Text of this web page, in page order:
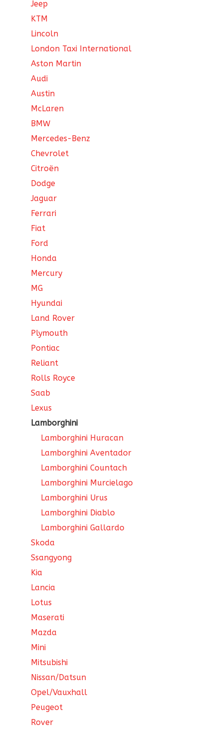
Jeep
KTM
Lincoln
London Taxi International
Aston Martin
Audi
Austin
McLaren
BMW
Mercedes-Benz
Chevrolet
Citroën
Dodge
Jaguar
Ferrari
Fiat
Ford
Honda
Mercury
MG
Hyundai
Land Rover
Plymouth
Pontiac
Reliant
Rolls Royce
Saab
Lexus
Lamborghini
Lamborghini Huracan
Lamborghini Aventador
Lamborghini Countach
Lamborghini Murcielago
Lamborghini Urus
Lamborghini Diablo
Lamborghini Gallardo
Skoda
Ssangyong
Kia
Lancia
Lotus
Maserati
Mazda
Mini
Mitsubishi
Nissan/Datsun
Opel/Vauxhall
Peugeot
Rover